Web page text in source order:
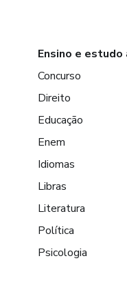
Ensino e estudo
Concurso
Direito
Educação
Enem
Idiomas
Libras
Literatura
Política
Psicologia